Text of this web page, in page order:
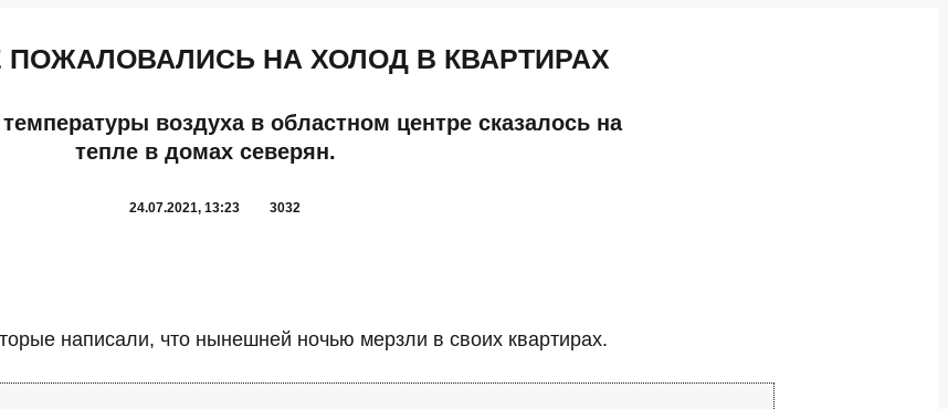
НА ХОЛОД В КВАРТИРАХ
воздуха в областном центре сказалось на
тепле в домах северян.
24.07.2021, 13:23 3032
написали, что нынешней ночью мерзли в своих квартирах.